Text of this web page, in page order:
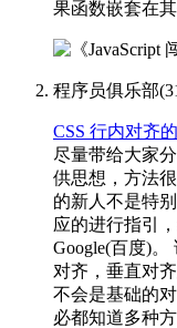
果函数嵌套在
程序员俱乐部(
CSS 行内对齐
尽量带给大家
供思想，方法
的新人不是特
应的进行指引
Google(百度)
对齐，垂直对
不会是基础的
必都知道多种